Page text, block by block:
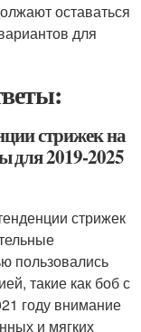
оставаться
для
стрижек на
для 2019-2025
стрижек
пользовались
такие как боб с
году внимание
и мягких